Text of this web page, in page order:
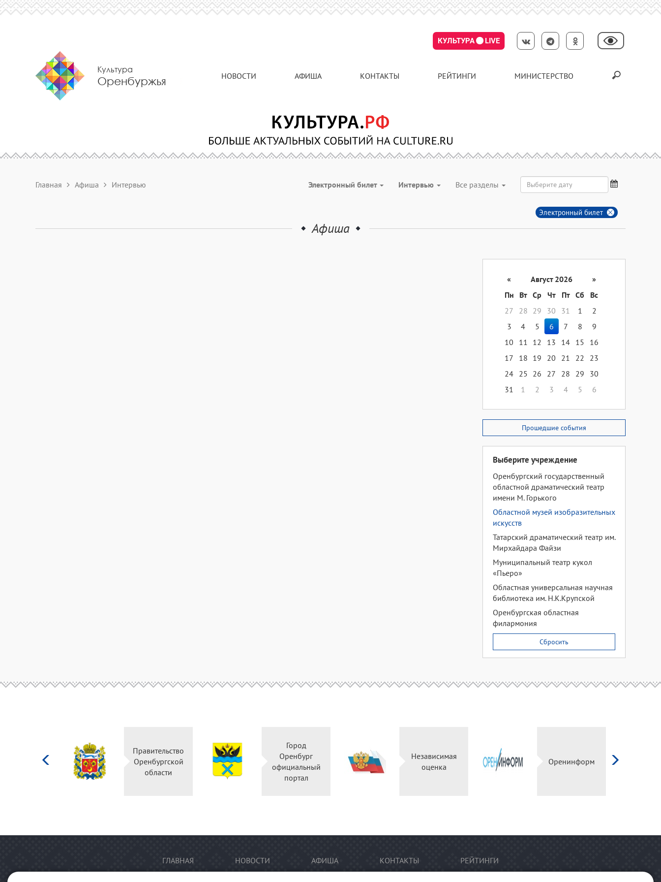
КУЛЬТУРА LIVE
Культура
Оренбуржья НОВОСТИ АФИША КОНТАКТЫ РЕЙТИНГИ МИНИСТЕРСТВО
Главная Афиша Интервью Электронный билет Интервью Все разделы
Электронный билет
Афиша
« Август 2026
»
Пн
Вт Ср Чт Пт Сб
Вс
27
28 29 30 31 1
2
3
4 5 6 7 8
9
10
11 12 13 14 15
16
17
18 19 20 21 22
23
24 25 26 27 28 29
30
31
1 2 3 4 5 6
Прошедшие события
Выберите учреждение
Оренбургский государственный
областной драматический театр
имени М. Горького
Областной музей изобразительных
искусств
Татарский драматический театр им.
Мирхайдара Файзи
Муниципальный театр кукол
«Пьеро»
Областная универсальная научная
библиотека им. Н.К.Крупской
Оренбургская областная
филармония
Сбросить
Правительство
Оренбургской
области
Город
Оренбург
официальный
портал
Независимая
оценка
Оренинформ
ГЛАВНАЯ НОВОСТИ АФИША КОНТАКТЫ РЕЙТИНГИ